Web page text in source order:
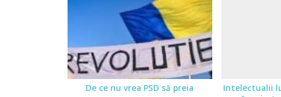
De ce nu vrea PSD să preia
Intelectualii